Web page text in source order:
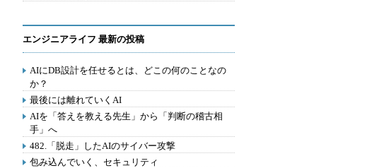
エンジニアライフ 最新の投稿
AIにDB設計を任せるとは、どこの何のことなの
か？
最後には離れていくAI
AIを「答えを教える先生」から「判断の稽古相
手」へ
482.「脱走」したAIのサイバー攻撃
包み込んでいく、セキュリティ